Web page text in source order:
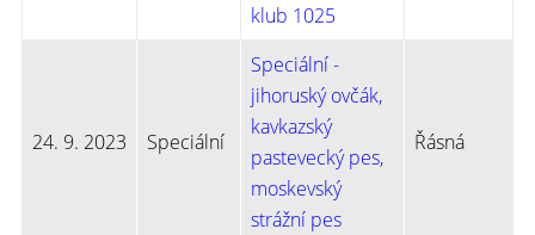
klub 1025
24. 9. 2023 Speciální
Speciální -
jihoruský ovčák,
kavkazský
pastevecký pes,
moskevský
strážní pes
Řásná